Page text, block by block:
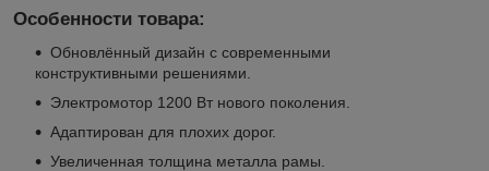
Особенности товара:
Обновлённый дизайн с современными
конструктивными решениями.
Электромотор 1200 Вт нового поколения.
Адаптирован для плохих дорог.
Увеличенная толщина металла рамы.